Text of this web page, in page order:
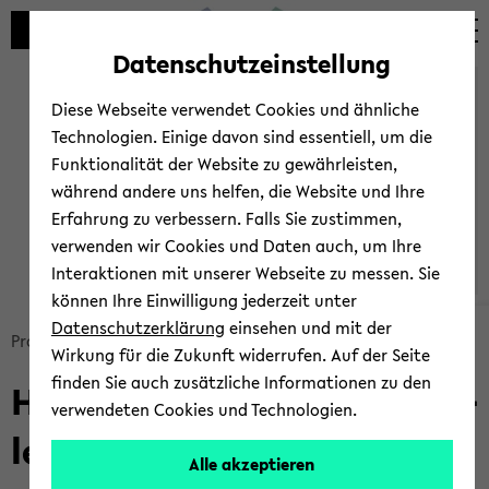
Automatische
vermeiden
zum
wechseln
zum
wechseln
zum
wechseln
Bread­
crumb
über­
sprin­
gen
Pro­jek­te SHUF­F­LE
Hoch­schul­in­itia­ti­ve Di­gi­ta­
le Bar­rie­re­frei­heit für alle
Datenschutzeinstellung
Diese Webseite verwendet Cookies und ähnliche
Technologien. Einige davon sind essentiell, um die
Funktionalität der Website zu gewährleisten,
während andere uns helfen, die Website und Ihre
Erfahrung zu verbessern. Falls Sie zustimmen,
verwenden wir Cookies und Daten auch, um Ihre
Interaktionen mit unserer Webseite zu messen. Sie
können Ihre Einwilligung jederzeit unter
Datenschutzerklärung einsehen und mit der
Wirkung für die Zukunft widerrufen. Auf der Seite
finden Sie auch zusätzliche Informationen zu den
verwendeten Cookies und Technologien.
Alle akzeptieren